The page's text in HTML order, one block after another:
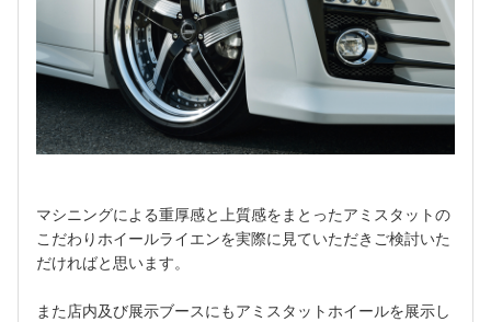
マシニングによる重厚感と上質感をまとったアミスタットの
こだわりホイールライエンを実際に見ていただきご検討いた
だければと思います。
また店内及び展示ブースにもアミスタットホイールを展示し